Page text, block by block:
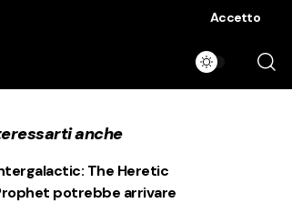
Accetto
anche
The Heretic
potrebbe arrivare